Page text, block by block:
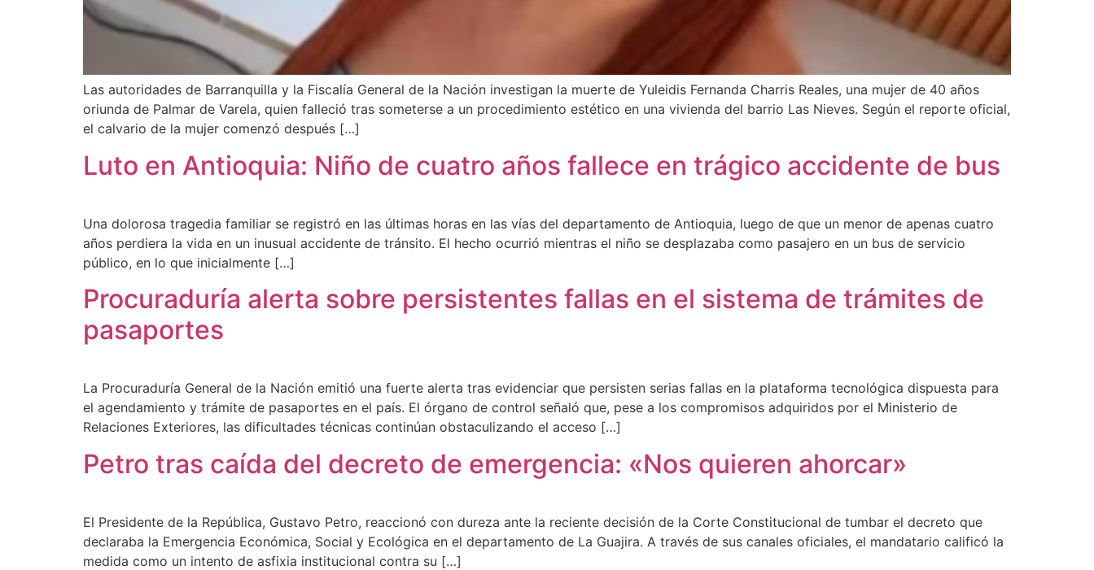
Las autoridades de Barranquilla y la Fiscalía General de la Nación investigan la muerte de Yuleidis Fernanda Charris Reales, una mujer de 40 años
oriunda de Palmar de Varela, quien falleció tras someterse a un procedimiento estético en una vivienda del barrio Las Nieves. Según el reporte oficial,
el calvario de la mujer comenzó después […]
Luto en Antioquia: Niño de cuatro años fallece en trágico accidente de bus
Una dolorosa tragedia familiar se registró en las últimas horas en las vías del departamento de Antioquia, luego de que un menor de apenas cuatro
años perdiera la vida en un inusual accidente de tránsito. El hecho ocurrió mientras el niño se desplazaba como pasajero en un bus de servicio
público, en lo que inicialmente […]
Procuraduría alerta sobre persistentes fallas en el sistema de trámites de
pasaportes
La Procuraduría General de la Nación emitió una fuerte alerta tras evidenciar que persisten serias fallas en la plataforma tecnológica dispuesta para
el agendamiento y trámite de pasaportes en el país. El órgano de control señaló que, pese a los compromisos adquiridos por el Ministerio de
Relaciones Exteriores, las dificultades técnicas continúan obstaculizando el acceso […]
Petro tras caída del decreto de emergencia: «Nos quieren ahorcar»
El Presidente de la República, Gustavo Petro, reaccionó con dureza ante la reciente decisión de la Corte Constitucional de tumbar el decreto que
declaraba la Emergencia Económica, Social y Ecológica en el departamento de La Guajira. A través de sus canales oficiales, el mandatario calificó la
medida como un intento de asfixia institucional contra su […]